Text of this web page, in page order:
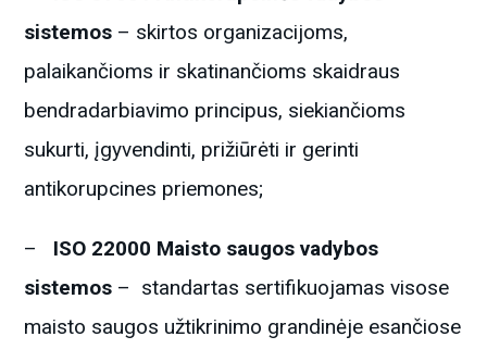
sistemos – skirtos organizacijoms,
palaikančioms ir skatinančioms skaidraus
bendradarbiavimo principus, siekiančioms
sukurti, įgyvendinti, prižiūrėti ir gerinti
antikorupcines priemones;
– ISO 22000 Maisto saugos vadybos
sistemos – standartas sertifikuojamas visose
maisto saugos užtikrinimo grandinėje esančiose